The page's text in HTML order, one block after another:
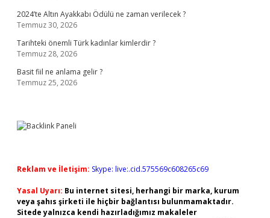
2024’te Altın Ayakkabı Ödülü ne zaman verilecek ?
Temmuz 30, 2026
Tarihteki önemli Türk kadınlar kimlerdir ?
Temmuz 28, 2026
Basit fiil ne anlama gelir ?
Temmuz 25, 2026
Reklam ve İletişim: Skype: live:.cid.575569c608265c69
Yasal Uyarı: Bu internet sitesi, herhangi bir marka, kurum
veya şahıs şirketi ile hiçbir bağlantısı bulunmamaktadır.
Sitede yalnızca kendi hazırladığımız makaleler